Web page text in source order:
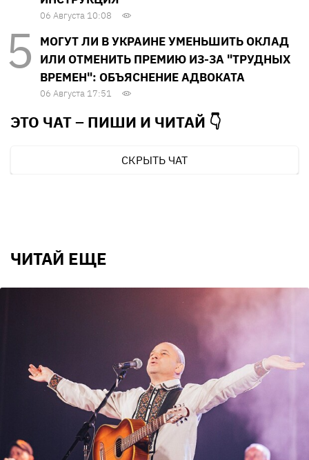
06 Августа 10:08
МОГУТ ЛИ В УКРАИНЕ УМЕНЬШИТЬ ОКЛАД
ИЛИ ОТМЕНИТЬ ПРЕМИЮ ИЗ-ЗА "ТРУДНЫХ
ВРЕМЕН": ОБЪЯСНЕНИЕ АДВОКАТА
06 Августа 17:51
ЭТО ЧАТ – ПИШИ И ЧИТАЙ 👇
СКРЫТЬ ЧАТ
ЧИТАЙ ЕЩЕ